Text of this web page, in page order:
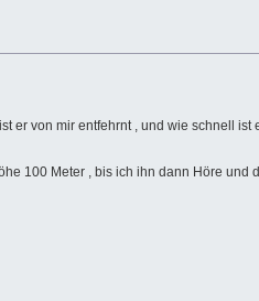
er von mir entfehrnt , und wie schnell ist
100 Meter , bis ich ihn dann Höre